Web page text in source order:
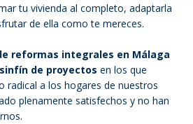
tu vivienda al completo, adaptarla
de ella como te mereces.
reformas integrales en Málaga
de proyectos en los que
radical a los hogares de nuestros
plenamente satisfechos y no han